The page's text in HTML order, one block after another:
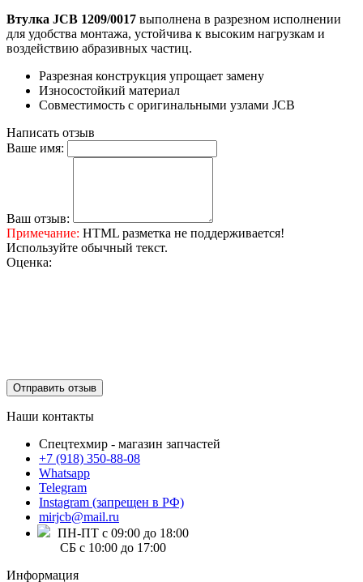
Втулка JCB 1209/0017 выполнена в разрезном исполнении
для удобства монтажа, устойчива к высоким нагрузкам и
воздействию абразивных частиц.
Разрезная конструкция упрощает замену
Износостойкий материал
Совместимость с оригинальными узлами JCB
Написать отзыв
Ваше имя:
Ваш отзыв:
Примечание: HTML разметка не поддерживается!
Используйте обычный текст.
Оценка:
Отправить отзыв
Наши контакты
Спецтехмир - магазин запчастей
+7 (918) 350-88-08
Whatsapp
Telegram
Instagram (запрещен в РФ)
mirjcb@mail.ru
ПН-ПТ с 09:00 до 18:00
СБ с 10:00 до 17:00
Информация